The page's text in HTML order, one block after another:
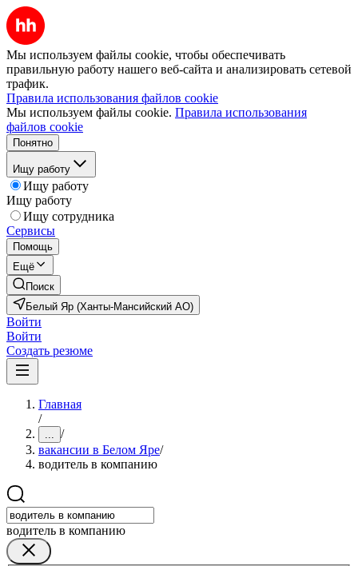
Мы используем файлы cookie, чтобы обеспечивать
правильную работу нашего веб-сайта и анализировать сетевой
трафик.
Правила использования файлов cookie
Мы используем файлы cookie. Правила использования
файлов cookie
Понятно
Ищу работу
Ищу работу
Ищу работу
Ищу сотрудника
Сервисы
Помощь
Ещё
Поиск
Белый Яр (Ханты-Мансийский АО)
Войти
Войти
Создать резюме
Главная
/
... /
вакансии в Белом Яре/
водитель в компанию
водитель в компанию